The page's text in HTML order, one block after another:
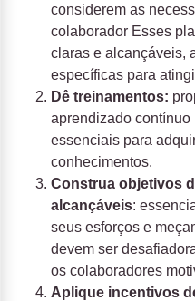
considerem as
colaborador Esses
claras e alcançáveis,
específicas para
Dê treinamentos:
aprendizado
essenciais para
conhecimentos.
Construa objetivos
alcançáveis:
seus esforços e
devem ser
os colaboradores
Aplique incentivos